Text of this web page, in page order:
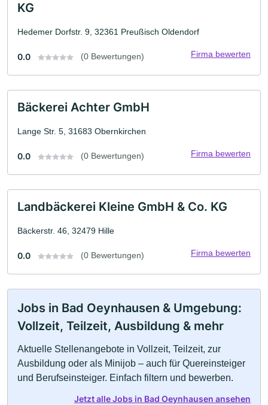
KG
Hedemer Dorfstr. 9, 32361 Preußisch Oldendorf
0.0 (0 Bewertungen) Firma bewerten
Bäckerei Achter GmbH
Lange Str. 5, 31683 Obernkirchen
0.0 (0 Bewertungen) Firma bewerten
Landbäckerei Kleine GmbH & Co. KG
Bäckerstr. 46, 32479 Hille
0.0 (0 Bewertungen) Firma bewerten
Jobs in Bad Oeynhausen & Umgebung:
Vollzeit, Teilzeit, Ausbildung & mehr
Aktuelle Stellenangebote in Vollzeit, Teilzeit, zur
Ausbildung oder als Minijob – auch für Quereinsteiger
und Berufseinsteiger. Einfach filtern und bewerben.
Jetzt alle Jobs in Bad Oeynhausen ansehen